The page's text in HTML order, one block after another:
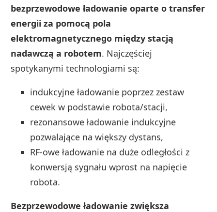
bezprzewodowe ładowanie oparte o transfer
energii za pomocą pola
elektromagnetycznego między stacją
nadawczą a robotem. Najczęściej
spotykanymi technologiami są:
indukcyjne ładowanie poprzez zestaw
cewek w podstawie robota/stacji,
rezonansowe ładowanie indukcyjne
pozwalające na większy dystans,
RF-owe ładowanie na duże odległości z
konwersją sygnału wprost na napięcie
robota.
Bezprzewodowe ładowanie zwiększa